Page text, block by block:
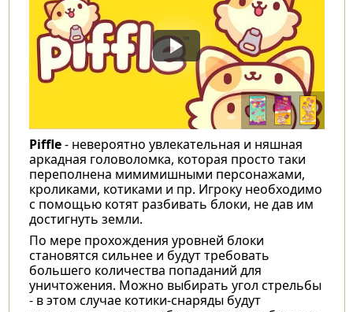
Piffle- невероятно увлекательная и няшная
аркадная головоломка, которая просто таки
переполнена мимимишными персонажами,
кроликами, котиками и пр. Игроку необходимо
с помощью котят разбивать блоки, не дав им
достигнуть земли.
По мере прохождения уровней блоки
становятся сильнее и будут требовать
большего количества попаданий для
уничтожения. Можно выбирать угол стрельбы
- в этом случае котики-снаряды будут